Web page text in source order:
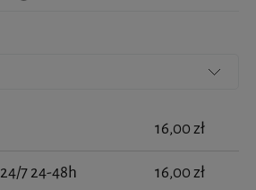
16,00 zł
7 24-48h 16,00 zł